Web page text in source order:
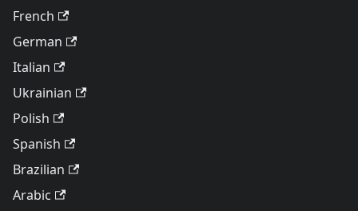
French
German
Italian
Ukrainian
Polish
Spanish
Brazilian
Arabic